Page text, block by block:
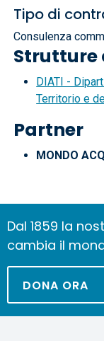
Tipo di
Consulenza
Strutture
DIATI -
Territorio e
Partner
MONDO
Dal 1859 la
cambia il
DONA ORA